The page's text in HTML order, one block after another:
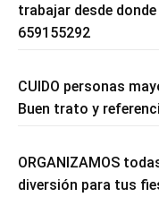
trabajar desde
659155292
CUIDO personas
Buen trato y
ORGANIZAMOS
diversión para tus